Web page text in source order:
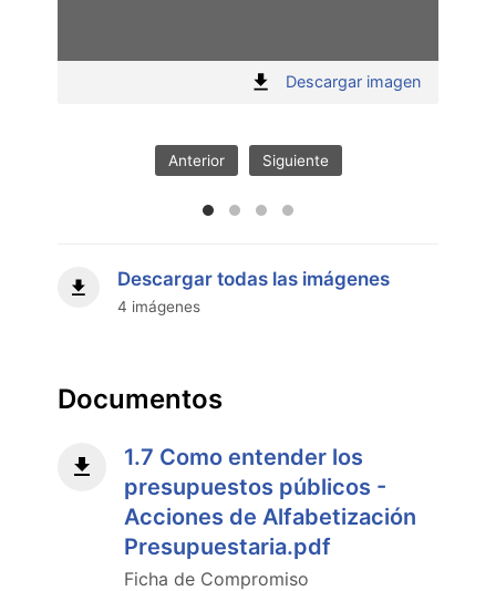
Descargar imagen:
Anterior Siguiente
Descargar todas las imágenes
4 imágenes
Documentos
1.7 Como entender los
presupuestos públicos -
Acciones de Alfabetización
Presupuestaria.pdf
Ficha de Compromiso